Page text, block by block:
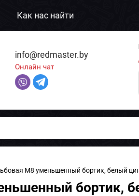
Как нас найти
info@redmaster.by
Онлайн чат
M8 уменьшенный бортик, белый
бортик,